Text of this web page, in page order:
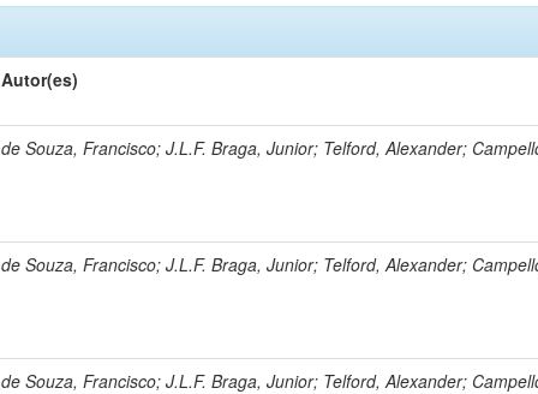
Autor(es)
de Souza, Francisco; J.L.F. Braga, Junior; Telford, Alexander;
de Souza, Francisco; J.L.F. Braga, Junior; Telford, Alexander;
de Souza, Francisco; J.L.F. Braga, Junior; Telford, Alexander;